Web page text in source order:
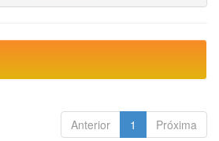
Anterior 1 Próxima